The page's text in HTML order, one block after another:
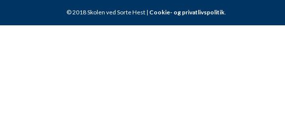
© 2018 Skolen ved Sorte Hest | Cookie- og privatlivspolitik